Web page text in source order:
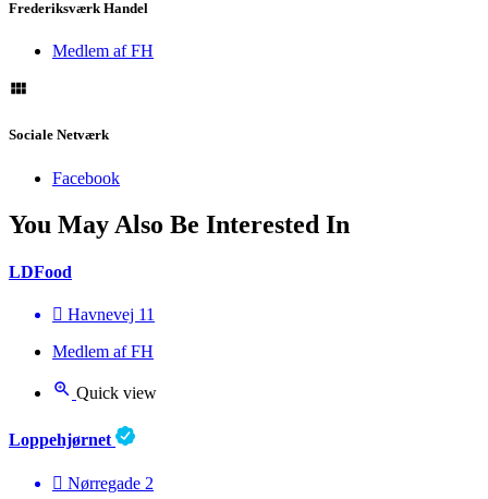
Frederiksværk Handel
Medlem af FH
Sociale Netværk
Facebook
You May Also Be Interested In
LDFood
Havnevej 11
Medlem af FH
Quick view
Loppehjørnet
Nørregade 2